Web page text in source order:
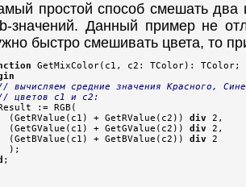
простой способ смешать два
значений. Данный пример не
быстро смешивать цвета, то
вычисляем средние значения Красного,
цветов c1 и c2:
:= RGB(
(GetRValue(c1) + GetRValue(c2))
div 2,
(GetGValue(c1) + GetGValue(c2))
div 2,
(GetBValue(c1) + GetBValue(c2))
div 2
;